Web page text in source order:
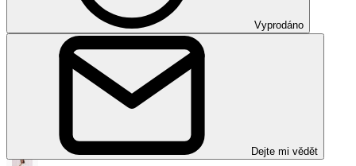
Vyprodáno
Dejte mi vědět